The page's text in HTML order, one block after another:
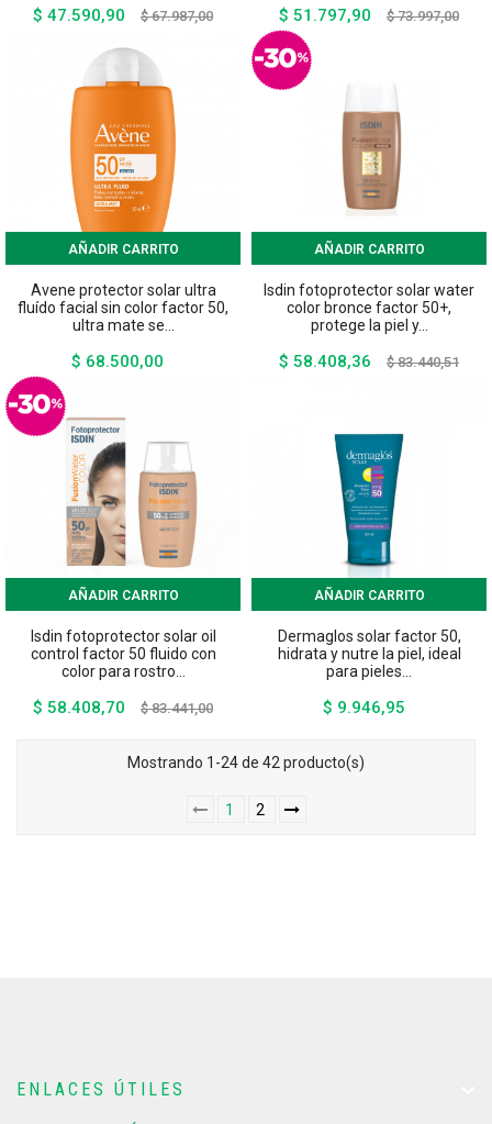
$ 47.590,90
Precio
$ 67.987,00Precio $ 51.797,90
Precio
$ 73.997,00
AÑADIR CARRITO
Avene protector solar ultra
fluído facial sin color factor 50,
ultra mate se...
$ 68.500,00
AÑADIR CARRITO
Isdin fotoprotector solar water
color bronce factor 50+,
protege la piel y...
$ 58.408,36
Precio
$ 83.440,51
AÑADIR CARRITO
Isdin fotoprotector solar oil
control factor 50 fluido con
color para rostro...
$ 58.408,70
Precio
$ 83.441,00Precio
AÑADIR CARRITO
Dermaglos solar factor 50,
hidrata y nutre la piel, ideal
para pieles...
$ 9.946,95
Mostrando 1-24 de 42 producto(s)
1 2
ENLACES ÚTILES